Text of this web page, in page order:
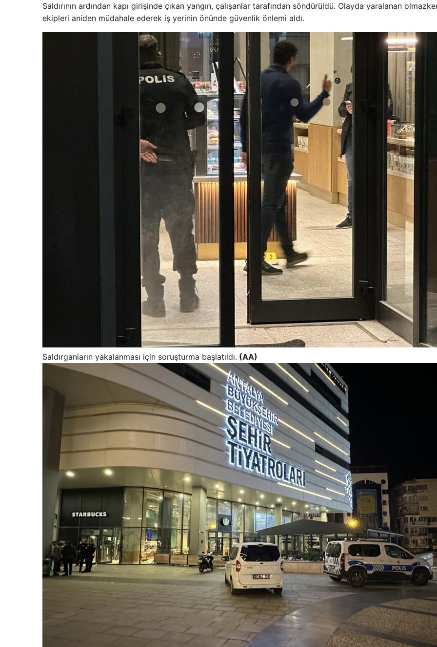
Saldırının ardından kapı girişinde çıkan yangın, çalışanlar tarafından söndürüldü. Olayda yaralanan
ekipleri aniden müdahale ederek iş yerinin önünde güvenlik önlemi aldı.
Saldırganların yakalanması için soruşturma başlatıldı. (AA)